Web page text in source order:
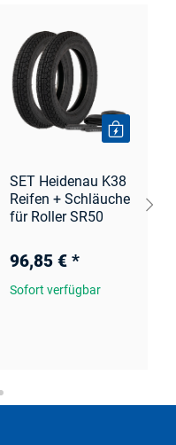
SET Heidenau K38
Reifen + Schläuche
für Roller SR50
96,85 € *
Sofort verfügbar